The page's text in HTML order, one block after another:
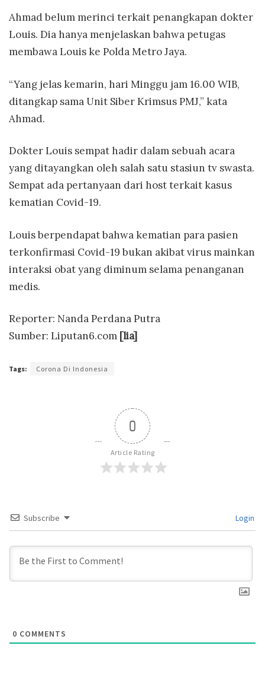
Ahmad belum merinci terkait penangkapan dokter
Louis. Dia hanya menjelaskan bahwa petugas
membawa Louis ke Polda Metro Jaya.
“Yang jelas kemarin, hari Minggu jam 16.00 WIB,
ditangkap sama Unit Siber Krimsus PMJ,” kata
Ahmad.
Dokter Louis sempat hadir dalam sebuah acara
yang ditayangkan oleh salah satu stasiun tv swasta.
Sempat ada pertanyaan dari host terkait kasus
kematian Covid-19.
Louis berpendapat bahwa kematian para pasien
terkonfirmasi Covid-19 bukan akibat virus mainkan
interaksi obat yang diminum selama penanganan
medis.
Reporter: Nanda Perdana Putra
Sumber: Liputan6.com [lia]
Tags: Corona Di Indonesia
0
Article Rating
Subscribe Login
0 COMMENTS